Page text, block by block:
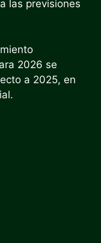
las previsiones
2026 se
a 2025, en